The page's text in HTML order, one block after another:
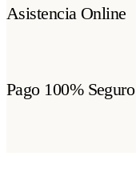
Asistencia Online
Pago 100% Seguro